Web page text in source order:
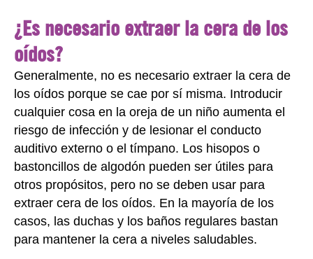
¿Es necesario extraer la cera de los
oídos?
Generalmente, no es necesario extraer la cera de
los oídos porque se cae por sí misma. Introducir
cualquier cosa en la oreja de un niño aumenta el
riesgo de infección y de lesionar el conducto
auditivo externo o el tímpano. Los hisopos o
bastoncillos de algodón pueden ser útiles para
otros propósitos, pero no se deben usar para
extraer cera de los oídos. En la mayoría de los
casos, las duchas y los baños regulares bastan
para mantener la cera a niveles saludables.